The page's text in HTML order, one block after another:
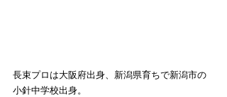
長束プロは大阪府出身、新潟県育ちで新潟市の
小針中学校出身。